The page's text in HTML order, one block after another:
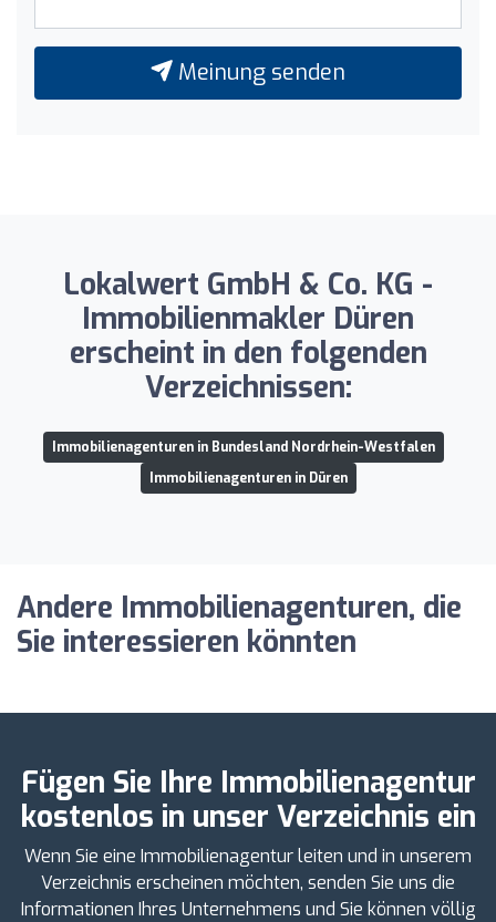
Meinung senden
Lokalwert GmbH & Co. KG -
Immobilienmakler Düren
erscheint in den folgenden
Verzeichnissen:
Immobilienagenturen in Bundesland Nordrhein-Westfalen
Immobilienagenturen in Düren
Andere Immobilienagenturen, die
Sie interessieren könnten
Fügen Sie Ihre Immobilienagentur
kostenlos in unser Verzeichnis ein
Wenn Sie eine Immobilienagentur leiten und in unserem
Verzeichnis erscheinen möchten, senden Sie uns die
Informationen Ihres Unternehmens und Sie können völlig